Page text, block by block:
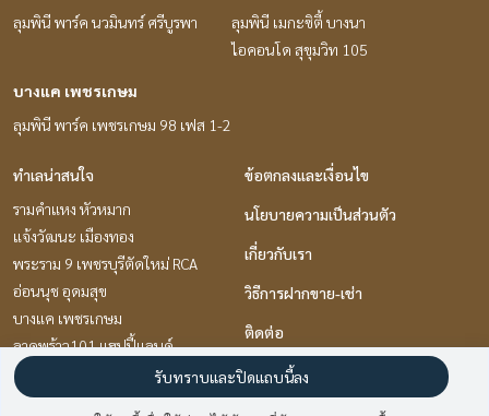
ลุมพินี พาร์ค นวมินทร์ ศรีบูรพา
ลุมพินี เมกะซิตี้ บางนา
ไอคอนโด สุขุมวิท 105
บางแค เพชรเกษม
ลุมพินี พาร์ค เพชรเกษม 98 เฟส 1-2
ทำเลน่าสนใจ
รามคำแหง หัวหมาก
แจ้งวัฒนะ เมืองทอง
พระราม 9 เพชรบุรีตัดใหม่ RCA
อ่อนนุช อุดมสุข
บางแค เพชรเกษม
ลาดพร้าว101 แฮปปี้แลนด์
เกษตรศาสตร์ รัชโยธิน
พัฒนาการ ศรีนครินทร์
ข้อตกลงและเงื่อนไข
นโยบายความเป็นส่วนตัว
เกี่ยวกับเรา
วิธีการฝากขาย-เช่า
ติดต่อ
รับทราบและปิดแถบนี้ลง